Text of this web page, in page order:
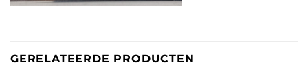
GERELATEERDE PRODUCTEN